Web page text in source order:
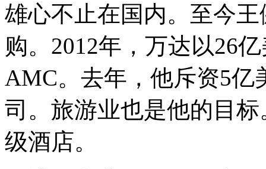
雄心不止在国内。至今
购。2012年，万达以26
AMC。去年，他斥资5亿
司。旅游业也是他的目
级酒店。